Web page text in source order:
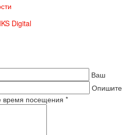
IKS Digital
Ваш
Опишите
время посещения *